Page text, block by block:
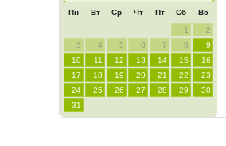
Пн Вт Ср Чт Пт Сб Вс
1
2
3
4 5 6 7 8
9
10
11 12 13 14 15
16
17
18 19 20 21 22
23
24
25 26 27 28 29
30
31